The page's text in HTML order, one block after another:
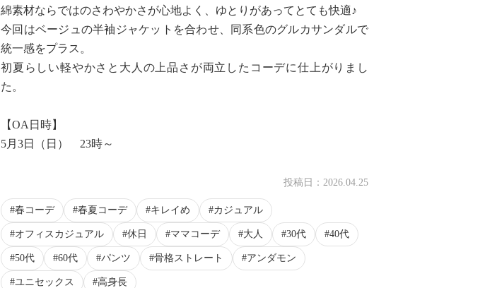
綿素材ならではのさわやかさが心地よく、ゆとりがあってとても快適♪
今回はベージュの半袖ジャケットを合わせ、同系色のグルカサンダルで
統一感をプラス。
初夏らしい軽やかさと大人の上品さが両立したコーデに仕上がりまし
た。
【OA日時】
5月3日（日） 23時～
投稿日： 2026.04.25
春コーデ 春夏コーデ キレイめ カジュアル
オフィスカジュアル 休日 ママコーデ 大人 30代 40代
50代 60代 パンツ 骨格ストレート アンダモン
ユニセックス 高身長